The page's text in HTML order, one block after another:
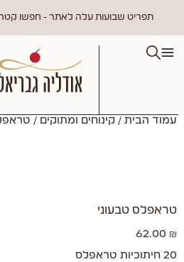
תפריט שבועות עלה לאתר - חפשו
עמוד הבית / קינוחים ומתוקים /
טראפלס טבעוני
62.00 ₪
20 חיתוכיות טראפלס